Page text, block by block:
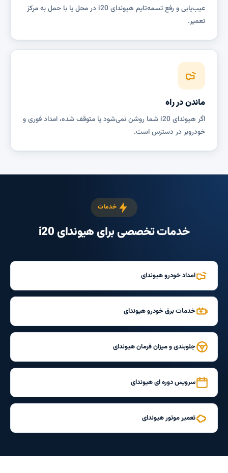
عیب‌یابی و رفع تسمه‌تایم هیوندای i20 در محل یا با حمل به مرکز
تعمیر.
ماندن در راه
اگر هیوندای i20 شما روشن نمی‌شود یا متوقف شده، امداد فوری و
خودروبر در دسترس است.
خدمات
خدمات تخصصی برای هیوندای i20
امداد خودرو هیوندای
خدمات برق خودرو هیوندای
جلوبندی و میزان فرمان هیوندای
سرویس دوره ای هیوندای
تعمیر موتور هیوندای